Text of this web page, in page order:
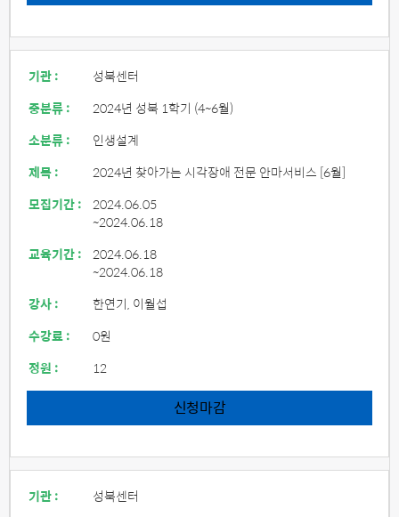
기관 :
성북센터
중분류 :
2024년 성북 1학기 (4~6월)
소분류 :
인생설계
제목 :
2024년 찾아가는 시각장애 전문 안마서비스 [6월]
모집기간 : 2024.06.05
~2024.06.18
교육기간 : 2024.06.18
~2024.06.18
강사 :
한연기, 이월섭
수강료 :
0원
정원 :
12
신청마감
기관 :
성북센터